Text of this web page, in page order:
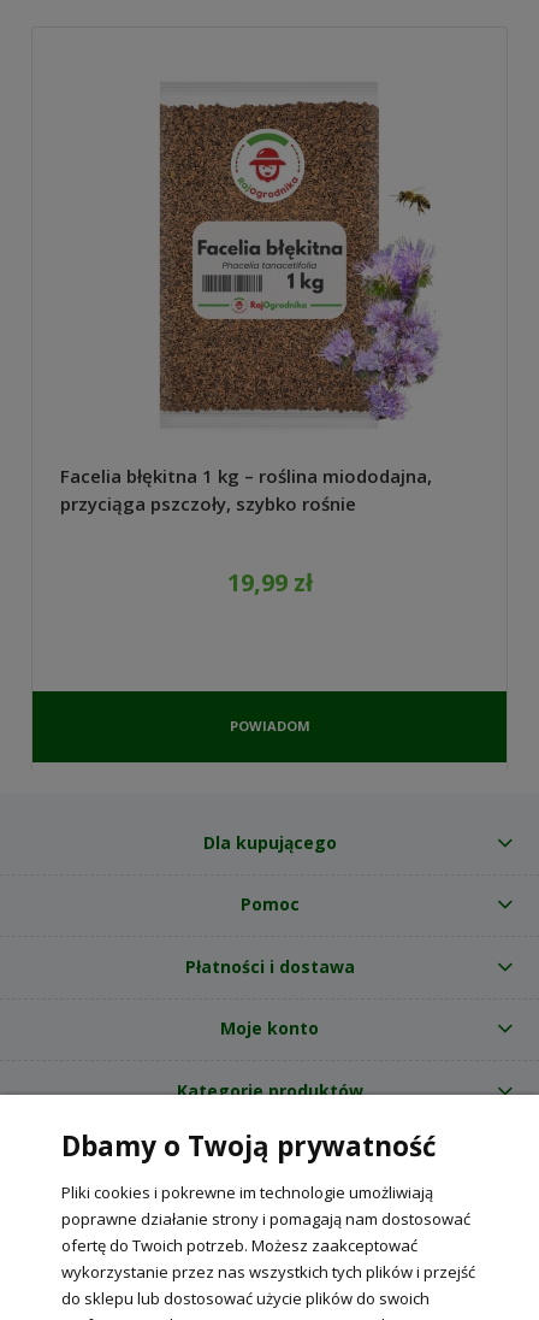
Facelia błękitna 1 kg – roślina miododajna,
przyciąga pszczoły, szybko rośnie
19,99 zł
POWIADOM
DOSTĘPNOŚCI
Dla kupującego
Pomoc
Płatności i dostawa
Moje konto
Kategorie produktów
O nas
Internetowy sklep ogrodniczy z nasionami RajOgrodnika.pl
NIP: 6090037061, REGON: 260240470 | Czarnca, ul. Tęczowa 31, 29-100
Włoszczowa
Dbamy o Twoją prywatność
Pliki cookies i pokrewne im technologie umożliwiają
poprawne działanie strony i pomagają nam dostosować
ofertę do Twoich potrzeb. Możesz zaakceptować
wykorzystanie przez nas wszystkich tych plików i przejść
do sklepu lub dostosować użycie plików do swoich